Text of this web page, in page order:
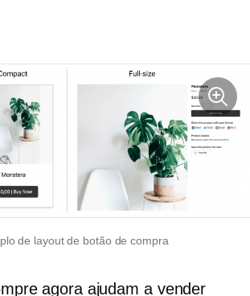
de layout de botão de compra
agora ajudam a vender